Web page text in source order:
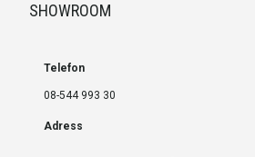
SHOWROOM
Telefon
08-544 993 30
Adress